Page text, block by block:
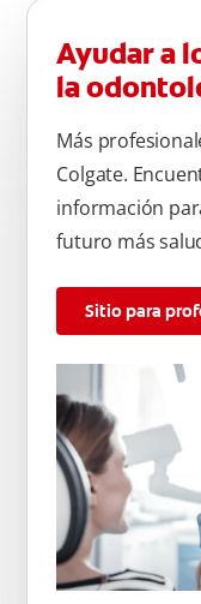
Ayudar a
la
Más
Colgate.
información
futuro más
Sitio para